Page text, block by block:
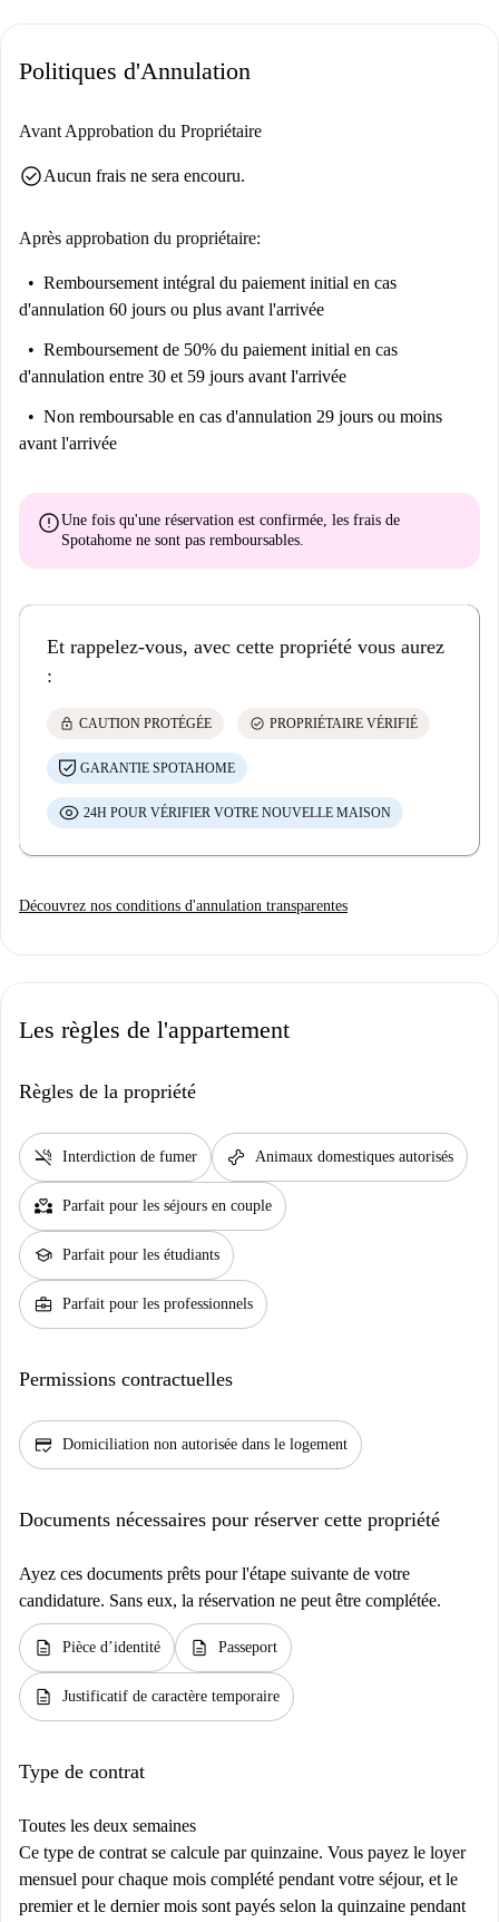
Politiques d'Annulation
Avant Approbation du Propriétaire
check_circleAucun frais ne sera encouru.
Après approbation du propriétaire:
Remboursement intégral du paiement initial en cas
d'annulation 60 jours ou plus avant l'arrivée
Remboursement de 50% du paiement initial en cas
d'annulation entre 30 et 59 jours avant l'arrivée
Non remboursable en cas d'annulation 29 jours ou moins
avant l'arrivée
errorUne fois qu'une réservation est confirmée, les frais de
Spotahome ne sont pas remboursables.
Et rappelez-vous, avec cette propriété vous aurez
:
lock CAUTION PROTÉGÉE check_circle PROPRIÉTAIRE VÉRIFIÉ
GARANTIE SPOTAHOME
24H POUR VÉRIFIER VOTRE NOUVELLE MAISON
Découvrez nos conditions d'annulation transparentes
Les règles de l'appartement
Règles de la propriété
smoke_free Interdiction de fumer pet_supplies Animaux domestiques autorisés
partner_heart Parfait pour les séjours en couple
school Parfait pour les étudiants
business_center Parfait pour les professionnels
Permissions contractuelles
credit_score Domiciliation non autorisée dans le logement
Documents nécessaires pour réserver cette propriété
Ayez ces documents prêts pour l'étape suivante de votre
candidature. Sans eux, la réservation ne peut être complétée.
description Pièce d’identité description Passeport
description Justificatif de caractère temporaire
Type de contrat
Toutes les deux semaines
Ce type de contrat se calcule par quinzaine. Vous payez le loyer
mensuel pour chaque mois complété pendant votre séjour, et le
premier et le dernier mois sont payés selon la quinzaine pendant